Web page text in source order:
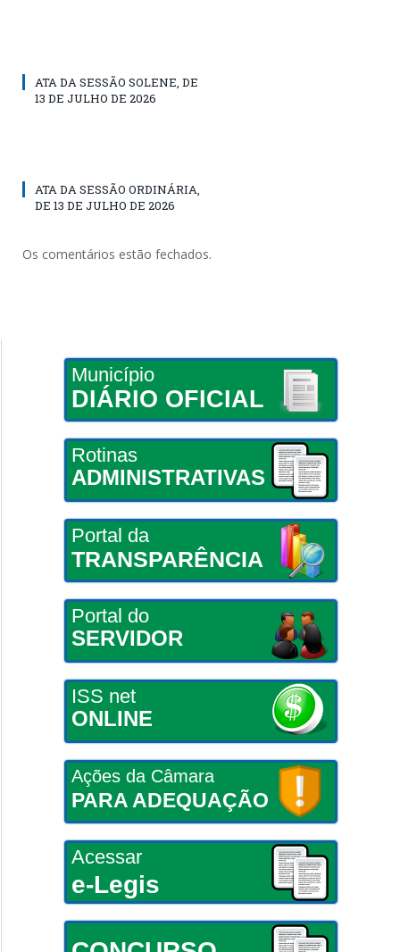
ATA DA SESSÃO SOLENE, DE
13 DE JULHO DE 2026
ATA DA SESSÃO ORDINÁRIA,
DE 13 DE JULHO DE 2026
Os comentários estão fechados.
Município
DIÁRIO OFICIAL
Rotinas
ADMINISTRATIVAS
Portal da
TRANSPARÊNCIA
Portal do
SERVIDOR
ISS net
ONLINE
Ações da Câmara
PARA ADEQUAÇÃO
Acessar
e-Legis